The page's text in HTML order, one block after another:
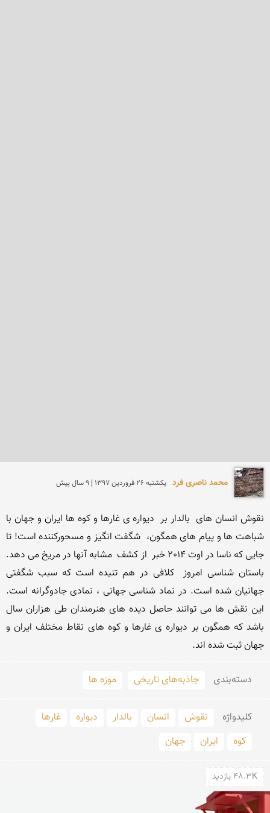
محمد ناصری فرد يكشنبه 26 فروردين 1397 | 9 سال پیش
جهان ثبت شده اند.
دسته‌بندی جاذبه‌های تاریخی موزه ها
کلید‌واژه نقوش انسان بالدار دیواره
غارها
کوه
ایران جهان
48.3K بازدید